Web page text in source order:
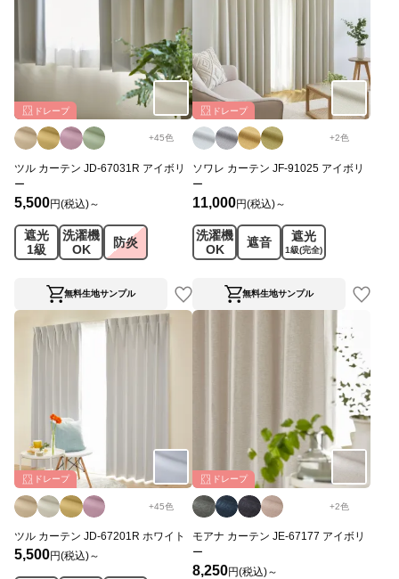
ドレープ
+45色
ツル カーテン JD-67031R アイボリ
ー
5,500円(税込)～
遮光
1級
洗濯機
OK
防炎
無料生地サンプル
ドレープ
+2色
ソワレ カーテン JF-91025 アイボリ
ー
11,000円(税込)～
洗濯機
OK
遮音 遮光
1級(完全)
無料生地サンプル
ドレープ
+45色
ツル カーテン JD-67201R ホワイト
5,500円(税込)～
ドレープ
+2色
モアナ カーテン JE-67177 アイボリ
ー
8,250円(税込)～